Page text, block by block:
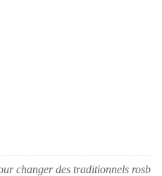
changer des traditionnels rosb